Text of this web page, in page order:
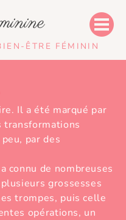
ÊTRE FÉMININ
Il a été marqué par
transformations
par des
connu de nombreuses
grossesses
trompes, puis celle
opérations, un